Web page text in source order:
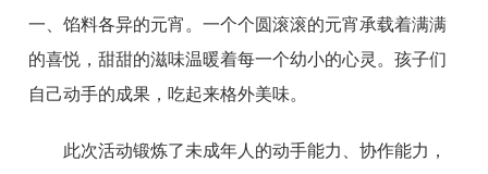
一、馅料各异的元宵。一个个圆滚滚的元宵承载着满满
的喜悦，甜甜的滋味温暖着每一个幼小的心灵。孩子们
自己动手的成果，吃起来格外美味。
此次活动锻炼了未成年人的动手能力、协作能力，